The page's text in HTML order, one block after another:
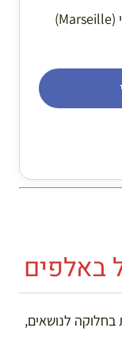
כל מה שצריך לדעת על טיסות למרסיי (Marseille)
באלפים
לנושאים,